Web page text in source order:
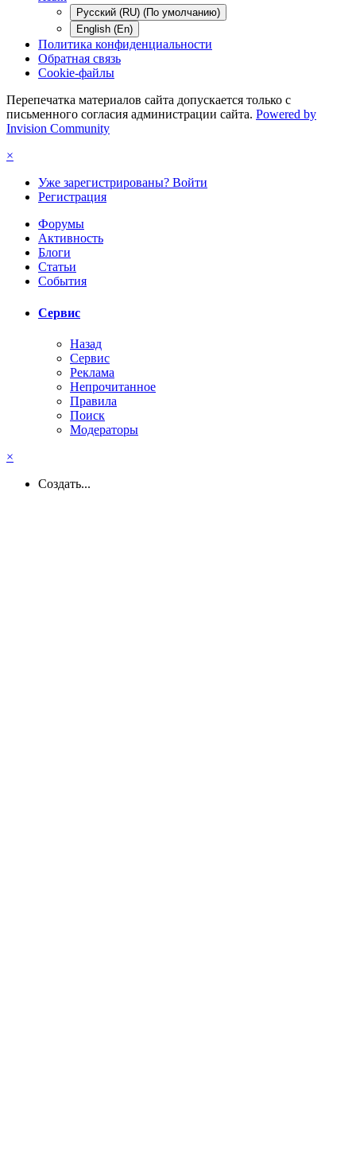
Русский (RU) (По умолчанию)
English (En)
Политика конфиденциальности
Обратная связь
Cookie-файлы
Перепечатка материалов сайта допускается только с
письменного согласия администрации сайта. Powered by
Invision Community
×
Уже зарегистрированы? Войти
Регистрация
Форумы
Активность
Блоги
Статьи
События
Сервис
Назад
Сервис
Реклама
Непрочитанное
Правила
Поиск
Модераторы
×
Создать...